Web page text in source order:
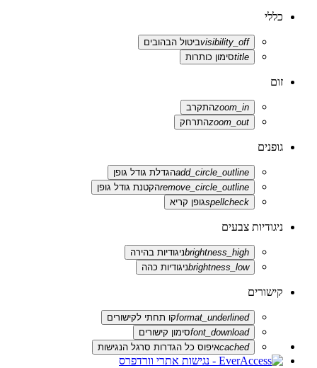
כללי
visibility_offביטול הבהובים
titleסימון כותרות
זום
zoom_inהתקרב
zoom_outהתרחק
גופנים
add_circle_outlineהגדלת גודל גופן
remove_circle_outlineהקטנת גודל גופן
spellcheckגופן קריא
ניגודיות צבעים
brightness_highניגודיות בהירה
brightness_lowניגודיות כהה
קישורים
format_underlinedקו תחתי לקישורים
font_downloadסימון קישורים
cachedאיפוס כל הגדרות סרגל הנגישות